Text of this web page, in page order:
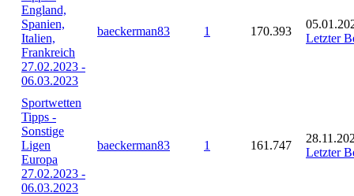
England,
Spanien,
Italien,
Frankreich
27.02.2023 -
06.03.2023
baeckerman83 1 170.393
Letzter
Sportwetten
Tipps -
Sonstige
Ligen
Europa
27.02.2023 -
06.03.2023
baeckerman83 1 161.747
Letzter